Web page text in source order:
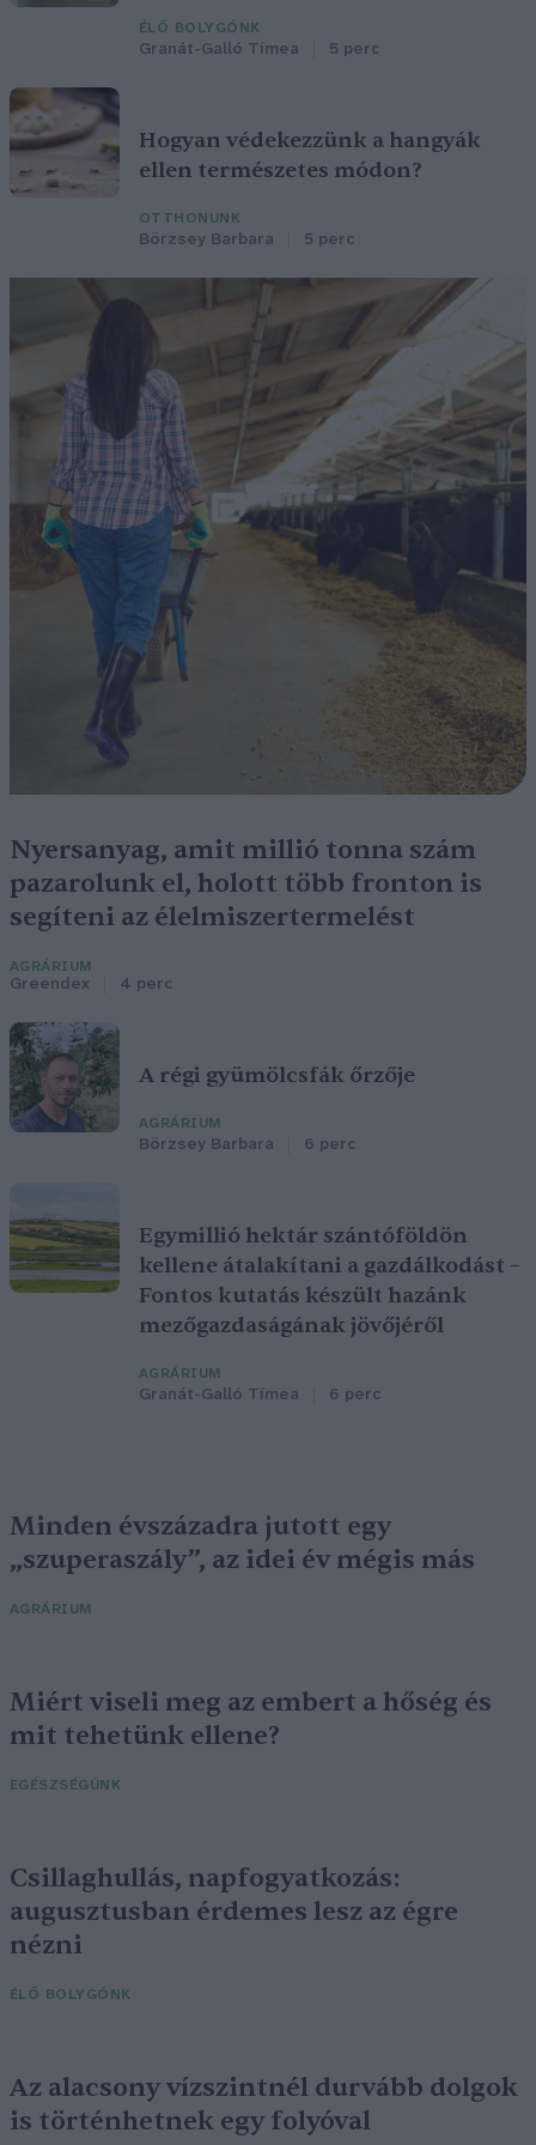
ÉLŐ BOLYGÓNK
Granát-Galló Tímea 5 perc
Hogyan védekezzünk a hangyák
ellen természetes módon?
OTTHONUNK
Börzsey Barbara 5 perc
Nyersanyag, amit millió tonna szám
pazarolunk el, holott több fronton is
segíteni az élelmiszertermelést
AGRÁRIUM
Greendex 4 perc
A régi gyümölcsfák őrzője
AGRÁRIUM
Börzsey Barbara 6 perc
Egymillió hektár szántóföldön
kellene átalakítani a gazdálkodást –
Fontos kutatás készült hazánk
mezőgazdaságának jövőjéről
AGRÁRIUM
Granát-Galló Tímea 6 perc
Minden évszázadra jutott egy
„szuperaszály”, az idei év mégis más
AGRÁRIUM
Miért viseli meg az embert a hőség és
mit tehetünk ellene?
EGÉSZSÉGÜNK
Csillaghullás, napfogyatkozás:
augusztusban érdemes lesz az égre
nézni
ÉLŐ BOLYGÓNK
Az alacsony vízszintnél durvább dolgok
is történhetnek egy folyóval